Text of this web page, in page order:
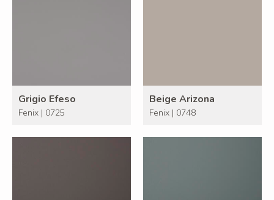
Grigio Efeso
Fenix | 0725
Beige Arizona
Fenix | 0748